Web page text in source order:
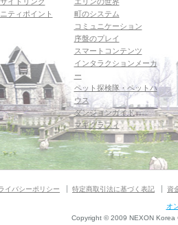
ティポイント
町のシステム
コミュニケーション
序盤のプレイ
スマートコンテンツ
インタラクションメーカ
ー
ペット探検隊・ペットハ
ウス
ダンジョンガイド
マギグラフィ
イバシーポリシー 特定商取引法に基づく表記 資
オ
Copyright © 2009 NEXON Korea